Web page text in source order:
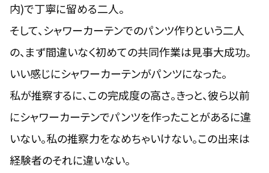
内)で丁寧に留める二人。
そして、シャワーカーテンでのパンツ作りという二人
の、まず間違いなく初めての共同作業は見事大成功。
いい感じにシャワーカーテンがパンツになった。
私が推察するに、この完成度の高さ。きっと、彼ら以前
にシャワーカーテンでパンツを作ったことがあるに違
いない。私の推察力をなめちゃいけない。この出来は
経験者のそれに違いない。